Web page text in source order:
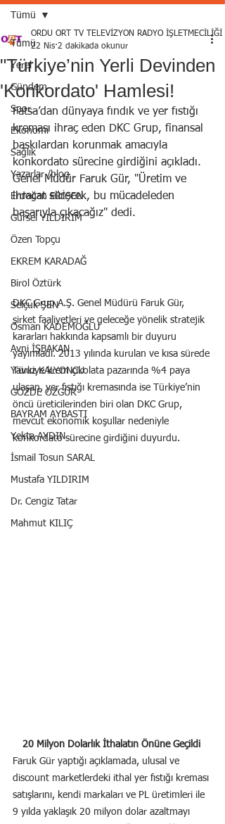
Tümü
Yerel
Gündem
Spor
Ekonomi
Sağlık
Yazarlar /blog
Erdoğan ERİŞEN
Gürsel YILDIRIM
Özen Topçu
EKREM KARADAĞ
Birol Öztürk
Selçuk ŞEN
Osman KADEMOĞLU
Avni İŞBAKAN
Yavuz KALYONCU
GÖZDE ÖZGÜR
BAYRAM AYBASTI
Yekta AYDIN
İsmail Tosun SARAL
Mustafa YILDIRIM
Dr. Cengiz Tatar
Mahmut KILIÇ
Tümü
"Türkiye’nin Yerli Devinden
'Konkordato' Hamlesi!
ORDU ORT TV TELEVİZYON RADYO İŞLETMECİLİĞİ
22 Nis 2 dakikada okunur
Fatsa’dan dünyaya fındık ve yer fıstığı
kreması ihraç eden DKC Grup, finansal
baskılardan korunmak amacıyla
konkordato sürecine girdiğini açıkladı.
Genel Müdür Faruk Gür, "Üretim ve
ihracat sürecek, bu mücadeleden
başarıyla çıkacağız" dedi.
DKC Grup A.Ş. Genel Müdürü Faruk Gür,
şirket faaliyetleri ve geleceğe yönelik stratejik
kararları hakkında kapsamlı bir duyuru
yayımladı. 2013 yılında kurulan ve kısa sürede
Türkiye krem çikolata pazarında %4 paya
ulaşan, yer fıstığı kremasında ise Türkiye’nin
öncü üreticilerinden biri olan DKC Grup,
mevcut ekonomik koşullar nedeniyle
konkordato sürecine girdiğini duyurdu.
20 Milyon Dolarlık İthalatın Önüne Geçildi
Faruk Gür yaptığı açıklamada, ulusal ve
discount marketlerdeki ithal yer fıstığı kreması
satışlarını, kendi markaları ve PL üretimleri ile
9 yılda yaklaşık 20 milyon dolar azaltmayı